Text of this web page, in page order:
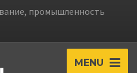
промышленность
MENU